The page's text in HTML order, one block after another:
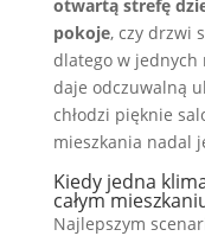
otwartą strefę
pokoje, czy drzwi
dlatego w jednych
daje odczuwalną
chłodzi pięknie
mieszkania nadal
Kiedy jedna
całym
Najlepszym